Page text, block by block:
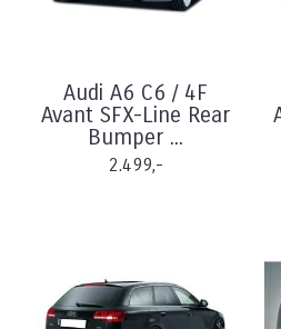
Audi A6 C6 / 4F
Avant SFX-Line Rear
Bumper ...
2.499,-